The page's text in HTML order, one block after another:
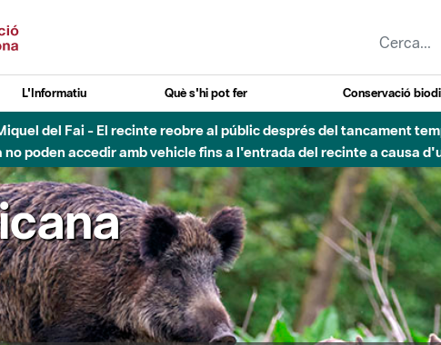
L'Informatiu Què s'hi pot fer Conservació
del Fai - El recinte reobre al públic després del tancament
poden accedir amb vehicle fins a l'entrada del recinte a causa